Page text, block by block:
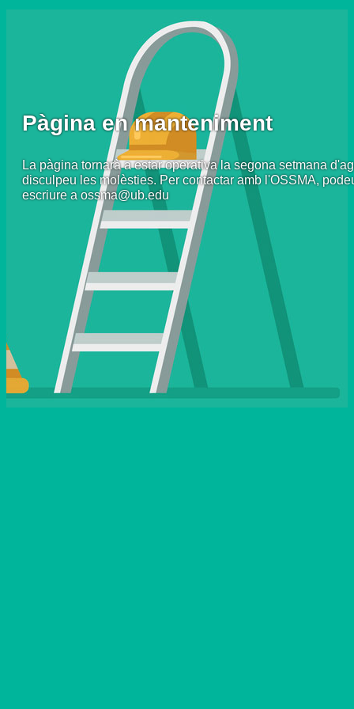
Pàgina en manteniment
La pàgina tornarà a estar operativa la segona setmana
disculpeu les molèsties. Per contactar amb l'OSSMA,
escriure a ossma@ub.edu